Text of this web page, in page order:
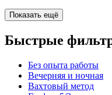
Показать ещё
Быстрые
Без опыта работы
Вечерняя и ночная
Вахтовый метод